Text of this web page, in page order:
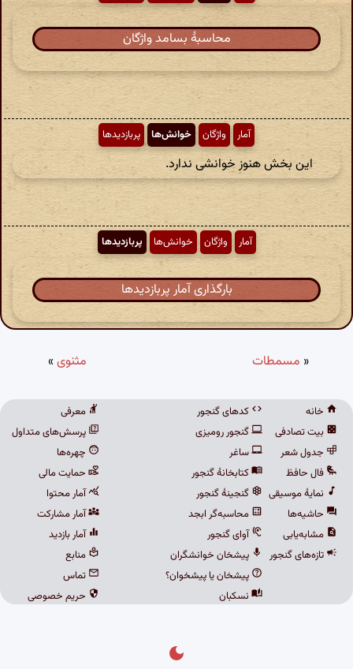
محاسبهٔ بسامد واژگان
آمار واژگان خوانش‌ها پربازدیدها
این بخش هنوز خوانشی ندارد.
آمار واژگان خوانش‌ها پربازدیدها
بارگذاری آمار پربازدیدها
مثنوی » « مسمطات
خانه
بیت تصادفی
جدول شعر
فال حافظ
نمایهٔ موسیقی
حاشیه‌ها
مشابه‌یابی
تازه‌های گنجور
کدهای گنجور
گنجور رومیزی
ساغر
کتابخانهٔ گنجور
گنجینهٔ گنجور
محاسبه‌گر ابجد
آوای گنجور
پیشخان خوانشگران
پیشخان یا پیشخوان؟
نسکبان
معرفی
پرسش‌های متداول
چهره‌ها
حمایت مالی
آمار محتوا
آمار مشارکت
آمار بازدید
منابع
تماس
حریم خصوصی